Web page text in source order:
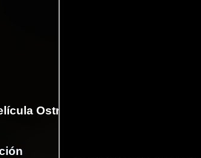
Ostrov - Lost Island